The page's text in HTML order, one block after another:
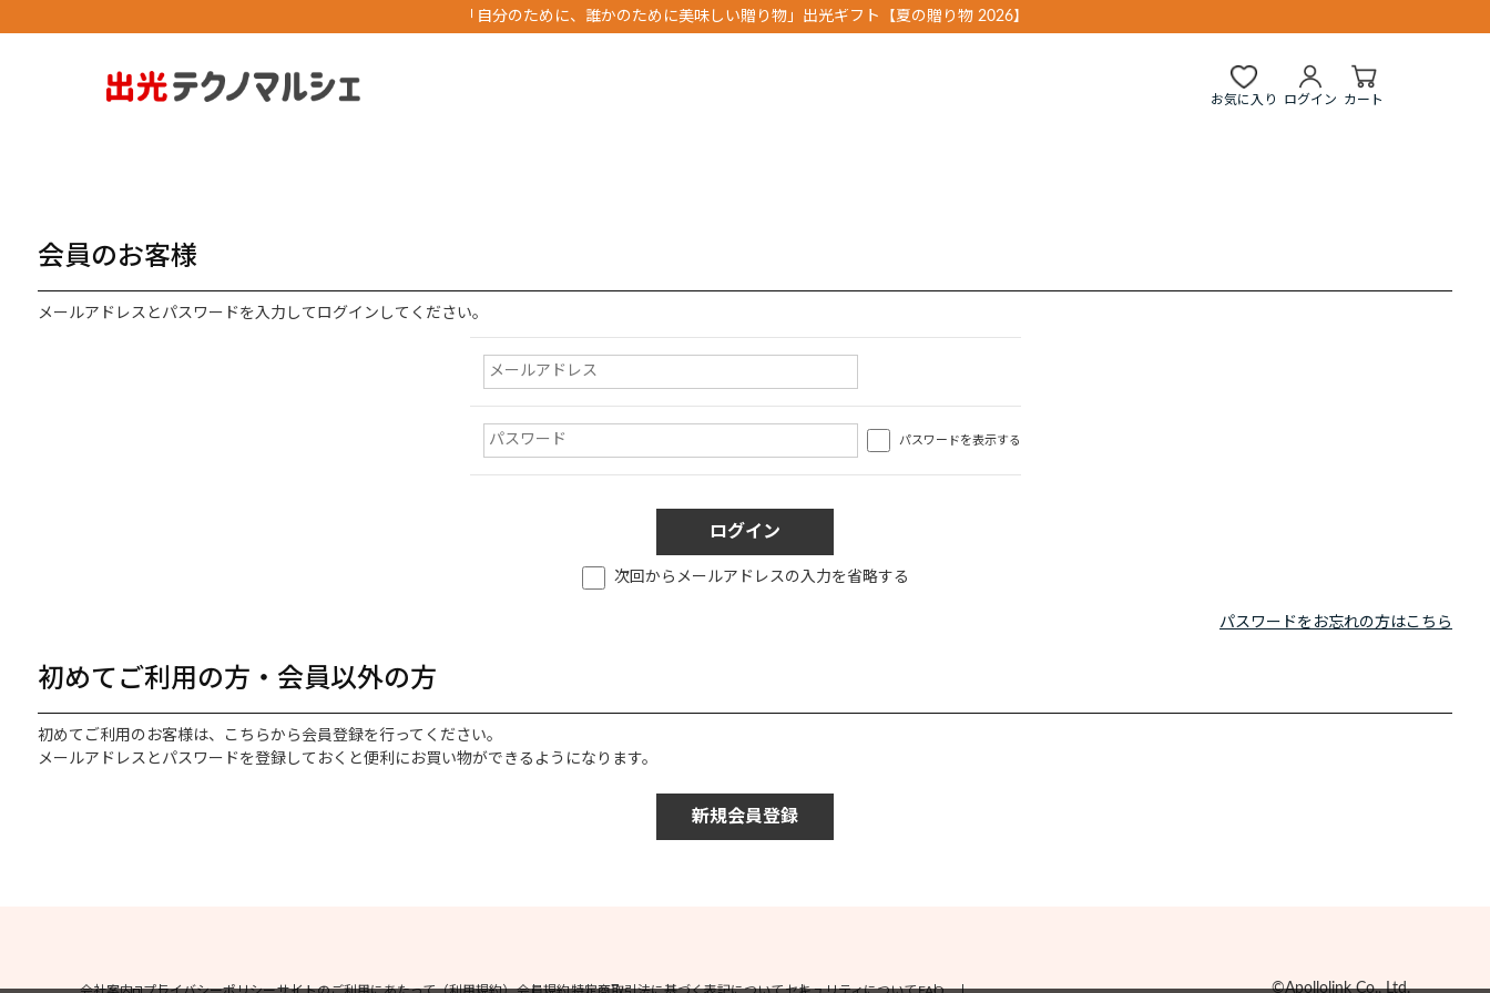
「自分のために、誰かのために美味しい贈り物」出光ギフト【夏の贈り物 2026】
お気に入り ログイン カート
会員のお客様
メールアドレスとパスワードを入力してログインしてください。
パスワードを表示する
次回からメールアドレスの入力を省略する
パスワードをお忘れの方はこちら
初めてご利用の方・会員以外の方
初めてご利用のお客様は、こちらから会員登録を行ってください。
メールアドレスとパスワードを登録しておくと便利にお買い物ができるようになります。
©Apollolink Co., Ltd.